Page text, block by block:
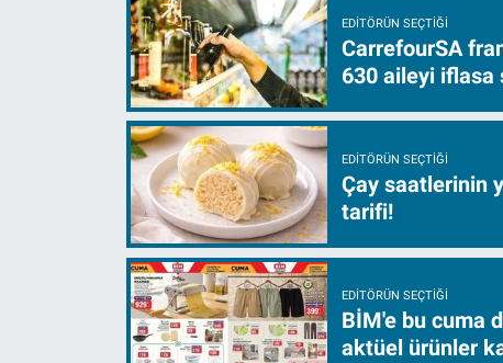
EDITÖRÜN SEÇTIĞI
CarrefourSA
630 aileyi iflasa
EDITÖRÜN SEÇTIĞI
Çay saatlerinin
tarifi!
EDITÖRÜN SEÇTIĞI
BİM'e bu cuma
aktüel ürünler